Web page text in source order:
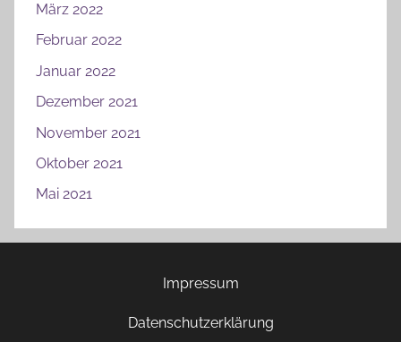
März 2022
Februar 2022
Januar 2022
Dezember 2021
November 2021
Oktober 2021
Mai 2021
Impressum
Datenschutzerklärung